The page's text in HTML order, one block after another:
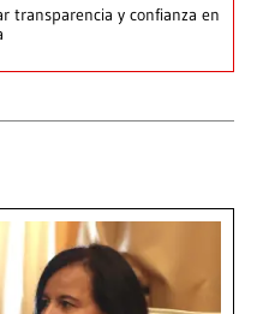
transparencia y confianza en